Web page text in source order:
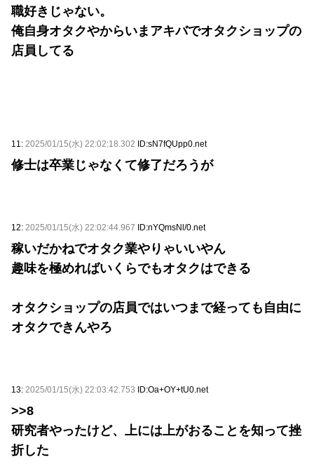
職好きじゃない。
俺自身オタクやからいまアキバでオタクショップの
店員してる
11: 2025/01/15(水) 22:02:18.302 ID:sN7fQUpp0.net
修士は卒業じゃなくて修了だろうが
12: 2025/01/15(水) 22:02:44.967 ID:nYQmsNl/0.net
稼いだかねでオタク業やりゃいいやん
趣味を極めればいくらでもオタクはできる
オタクショップの店員ではいつまで経っても自由に
オタクできんやろ
13: 2025/01/15(水) 22:03:42.753 ID:Oa+OY+tU0.net
>>8
研究者やったけど、上には上がおることを知って挫
折した